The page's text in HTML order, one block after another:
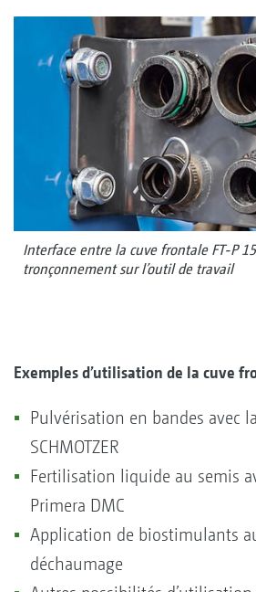
Interface entre la cuve frontale FT-P
tronçonnement sur l’outil de travail
Exemples d’utilisation de la cuve
Pulvérisation en bandes avec
SCHMOTZER
Fertilisation liquide au semis
Primera DMC
Application de biostimulants
déchaumage